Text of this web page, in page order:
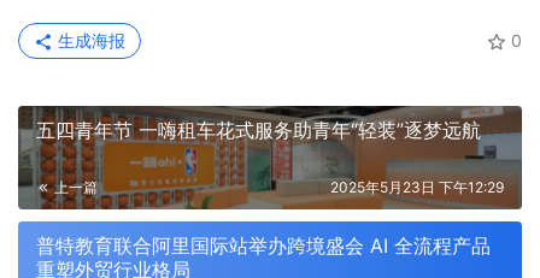
0
生成海报
五四青年节 一嗨租车花式服务助青年“轻装”逐梦远航
上一篇 2025年5月23日 下午12:29
普特教育联合阿里国际站举办跨境盛会 AI 全流程产品
重塑外贸行业格局